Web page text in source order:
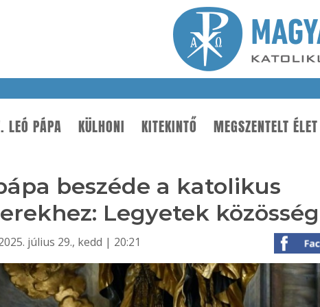
LEÓ PÁPA KÜLHONI KITEKINTŐ MEGSZENTELT ÉLET
beszéde a katolikus
Legyetek
július 29., kedd | 20:21